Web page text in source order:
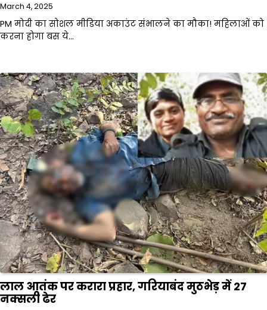
March 4, 2025
PM मोदी का सोशल मीडिया अकाउंट संभालने का मौका! महिलाओं को
करना होगा बस ये…
लाल आतंक पर करारा प्रहार, गरियाबंद मुठभेड़ में 27
नक्सली ढेर